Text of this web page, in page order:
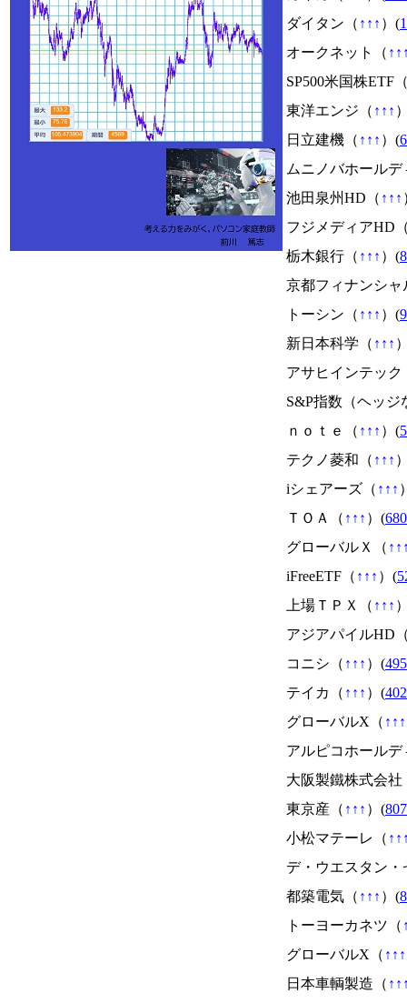
ダイタン（ ↑ ↑ ↑ ）(
オークネット（ ↑ ↑
SP500米国株ETF
東洋エンジ（ ↑ ↑ ↑
日立建機（ ↑ ↑ ↑ ）(
ムニノバホール
池田泉州HD（ ↑ ↑ ↑
フジメディアHD
栃木銀行（ ↑ ↑ ↑ ）(
京都フィナンシャ
トーシン（ ↑ ↑ ↑ ）(
新日本科学（ ↑ ↑ ↑
アサヒインテック
S&P指数（ヘッ
ｎｏｔｅ（ ↑ ↑ ↑ ）(
テクノ菱和（ ↑ ↑ ↑
iシェアーズ（ ↑ ↑ ↑
ＴＯＡ（ ↑ ↑ ↑ ）(
グローバルＸ（ ↑ ↑
iFreeETF（ ↑ ↑ ↑ ）(
上場ＴＰＸ（ ↑ ↑ ↑
アジアパイルHD
コニシ（ ↑ ↑ ↑ ）(
テイカ（ ↑ ↑ ↑ ）(
グローバルX（ ↑ ↑ ↑
アルピコホールデ
大阪製鐵株式会社
東京産（ ↑ ↑ ↑ ）(
小松マテーレ（ ↑ ↑
デ・ウエスタン
都築電気（ ↑ ↑ ↑ ）(
トーヨーカネツ（
グローバルX（ ↑ ↑ ↑
日本車輌製造（ ↑ ↑